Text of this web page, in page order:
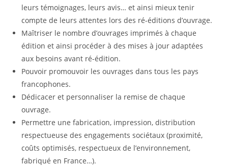
leurs témoignages, leurs avis… et ainsi mieux tenir
compte de leurs attentes lors des ré-éditions d’ouvrage.
Maîtriser le nombre d’ouvrages imprimés à chaque
édition et ainsi procéder à des mises à jour adaptées
aux besoins avant ré-édition.
Pouvoir promouvoir les ouvrages dans tous les pays
francophones.
Dédicacer et personnaliser la remise de chaque
ouvrage.
Permettre une fabrication, impression, distribution
respectueuse des engagements sociétaux (proximité,
coûts optimisés, respectueux de l’environnement,
fabriqué en France…).